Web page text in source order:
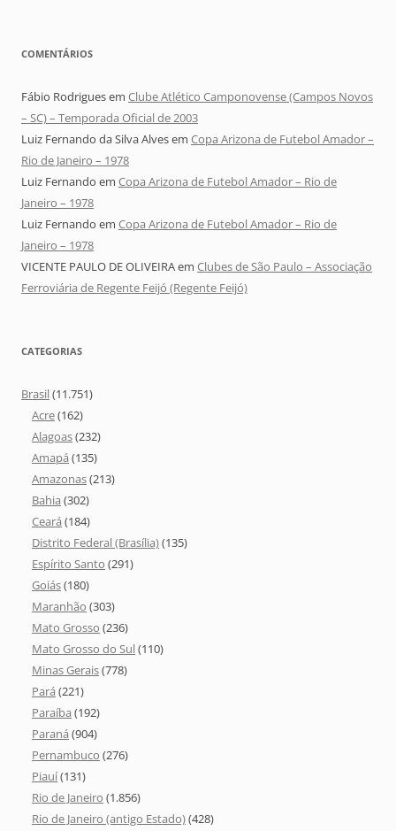
COMENTÁRIOS
Fábio Rodriguesem Clube Atlético Camponovense (Campos Novos
– SC) – Temporada Oficial de 2003
Luiz Fernando da Silva Alvesem Copa Arizona de Futebol Amador –
Rio de Janeiro – 1978
Luiz Fernando em Copa Arizona de Futebol Amador – Rio de
Janeiro – 1978
Luiz Fernando em Copa Arizona de Futebol Amador – Rio de
Janeiro – 1978
VICENTE PAULO DE OLIVEIRAem Clubes de São Paulo – Associação
Ferroviária de Regente Feijó (Regente Feijó)
CATEGORIAS
Brasil(11.751)
Acre(162)
Alagoas(232)
Amapá (135)
Amazonas(213)
Bahia (302)
Ceará (184)
Distrito Federal (Brasília)(135)
Espírito Santo (291)
Goiás(180)
Maranhão (303)
Mato Grosso (236)
Mato Grosso do Sul(110)
Minas Gerais(778)
Pará (221)
Paraíba (192)
Paraná (904)
Pernambuco (276)
Piauí(131)
Rio de Janeiro (1.856)
Rio de Janeiro (antigo Estado)(428)